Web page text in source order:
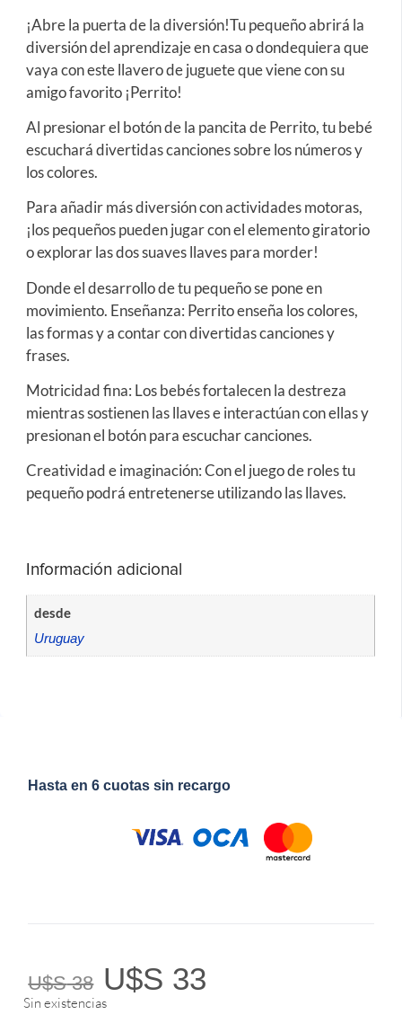
¡Abre la puerta de la diversión!Tu pequeño abrirá la
diversión del aprendizaje en casa o dondequiera que
vaya con este llavero de juguete que viene con su
amigo favorito ¡Perrito!
Al presionar el botón de la pancita de Perrito, tu bebé
escuchará divertidas canciones sobre los números y
los colores.
Para añadir más diversión con actividades motoras,
¡los pequeños pueden jugar con el elemento giratorio
o explorar las dos suaves llaves para morder!
Donde el desarrollo de tu pequeño se pone en
movimiento. Enseñanza: Perrito enseña los colores,
las formas y a contar con divertidas canciones y
frases.
Motricidad fina: Los bebés fortalecen la destreza
mientras sostienen las llaves e interactúan con ellas y
presionan el botón para escuchar canciones.
Creatividad e imaginación: Con el juego de roles tu
pequeño podrá entretenerse utilizando las llaves.
Información adicional
desde
Uruguay
Hasta en 6 cuotas sin recargo
U$S38 U$S 33
Sin existencias